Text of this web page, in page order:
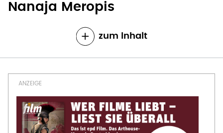
Nanaja Meropis
zum Inhalt